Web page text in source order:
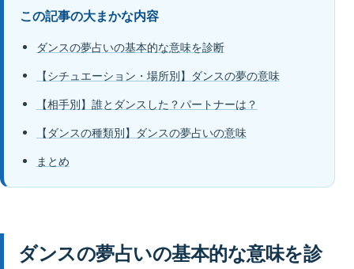
この記事の大まかな内容
ダンスの夢占いの基本的な意味を診断
【シチュエーション・場所別】ダンスの夢の意味
【相手別】誰とダンスした？パートナーは？
【ダンスの種類別】ダンスの夢占いの意味
まとめ
ダンスの夢占いの基本的な意味を診